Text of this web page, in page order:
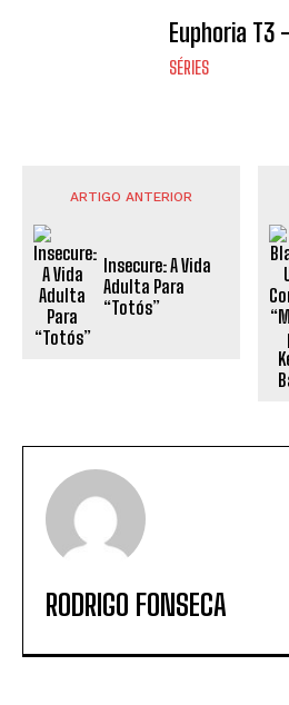
Euphoria
SÉRIES
ARTIGO ANTERIOR
Insecure: A Vida
Adulta Para
“Totós”
RODRIGO FONSECA